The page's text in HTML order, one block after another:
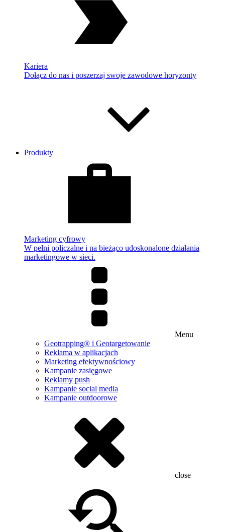
Kariera
Dołącz do nas i poszerzaj swoje zawodowe horyzonty
Produkty
Marketing cyfrowy
W pełni policzalne i na bieżąco udoskonalone działania
marketingowe w sieci.
Menu
Geotrapping® i Geotargetowanie
Reklama w aplikacjach
Marketing efektywnościowy
Kampanie zasięgowe
Reklamy push
Kampanie social media
Kampanie outdoorowe
close